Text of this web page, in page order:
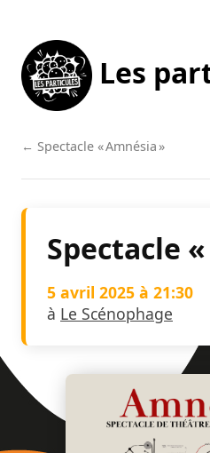
Les
← Spectacle « Amnésia »
Spectacle
5 avril 2025 à 21:30
à Le Scénophage